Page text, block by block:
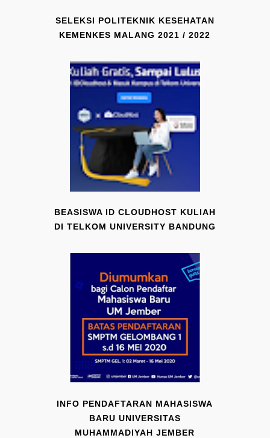
SELEKSI POLITEKNIK KESEHATAN
KEMENKES MALANG 2021 / 2022
BEASISWA ID CLOUDHOST KULIAH
DI TELKOM UNIVERSITY BANDUNG
INFO PENDAFTARAN MAHASISWA
BARU UNIVERSITAS
MUHAMMADIYAH JEMBER